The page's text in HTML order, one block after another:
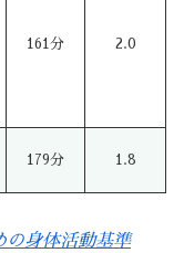
161分 2.0
179分 1.8
身体活動基準